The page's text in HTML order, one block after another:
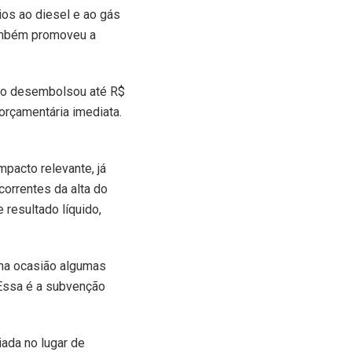
ao diesel e ao gás
promoveu a
desembolsou até R$
imediata.
relevante, já
da alta do
resultado líquido,
ocasião algumas
é a subvenção
no lugar de